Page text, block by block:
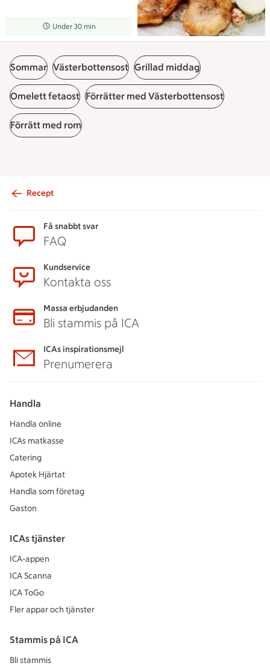
Receptet tar Under 30 min att tillaga
Under 30 min
Sommar Västerbottensost Grillad middag
Omelett fetaost Förrätter med Västerbottensost
Förrätt med rom
Recept
Få snabbt svar
FAQ
Kundservice
Kontakta oss
Massa erbjudanden
Bli stammis på ICA
ICAs inspirationsmejl
Prenumerera
Handla
Handla online
ICAs matkasse
Catering
Apotek Hjärtat
Handla som företag
Gaston
ICAs tjänster
ICA-appen
ICA Scanna
ICA ToGo
Fler appar och tjänster
Stammis på ICA
Bli stammis